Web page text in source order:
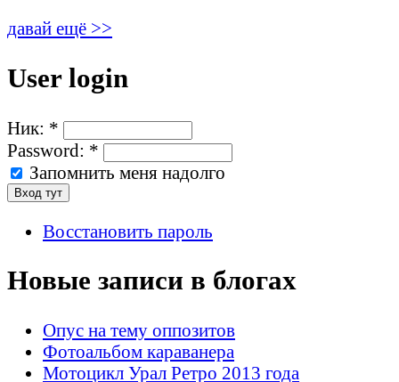
давай ещё >>
User login
Ник: *
Password: *
Запомнить меня надолго
Восстановить пароль
Новые записи в блогах
Опус на тему оппозитов
Фотоальбом караванера
Мотоцикл Урал Ретро 2013 года